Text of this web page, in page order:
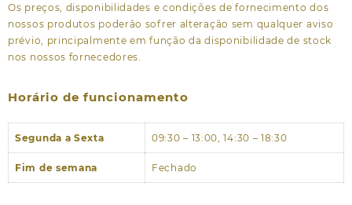
Os preços, disponibilidades e condições de fornecimento dos
nossos produtos poderão sofrer alteração sem qualquer aviso
prévio, principalmente em função da disponibilidade de stock
nos nossos fornecedores.
Horário de funcionamento
Segunda a Sexta 09:30 – 13:00, 14:30 – 18:30
Fim de semana Fechado